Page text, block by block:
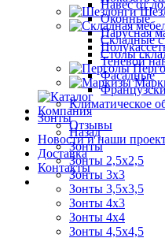
Складные
Столы
Компания
Отзывы
Новости и наши
Доставка
Контакты
Навес от
Оконные
Парусная
Теневой
Фасадные
Климатическое
Зонты
Назад
Зонты
Зонты 2,5х2,5
Зонты 3х3
Зонты 3,5х3,5
Зонты 4х3
Зонты 4х4
Зонты 4,5х4,5